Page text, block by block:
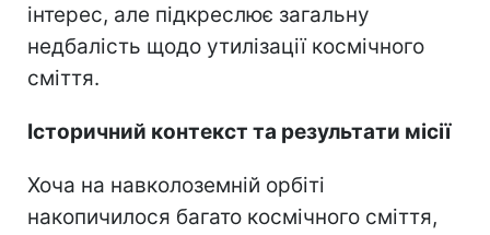
інтерес, але підкреслює загальну
недбалість щодо утилізації космічного
сміття.
Історичний контекст та результати місії
Хоча на навколоземній орбіті
накопичилося багато космічного сміття,